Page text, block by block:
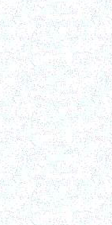
не стоим и
когда она
не придет,
личности,
не имею
чем
Божий и
176)